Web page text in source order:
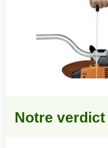
Notre verdict